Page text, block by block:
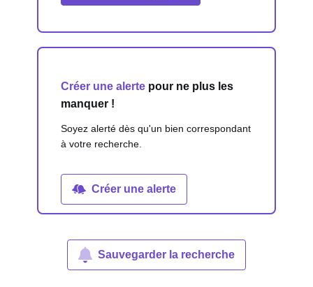
Créer une alerte pour ne plus les
manquer !
Soyez alerté dès qu'un bien correspondant
à votre recherche.
Créer une alerte
Sauvegarder la recherche